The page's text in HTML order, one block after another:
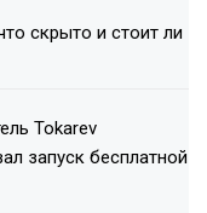
скрыто и стоит ли
Tokarev
запуск бесплатной